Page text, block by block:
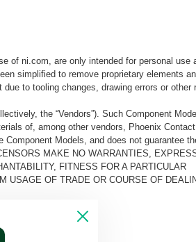
of ni.com, are only intended for personal use
simplified to remove proprietary elements
to tooling changes, drawing errors or other
the “Vendors”). Such Component
of, among other vendors, Phoenix
Models, and does not guarantee
MAKE NO WARRANTIES,
FITNESS FOR A PARTICULAR
USAGE OF TRADE OR COURSE OF